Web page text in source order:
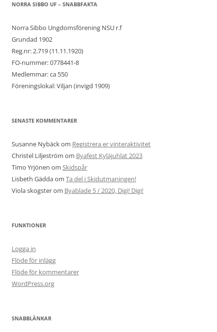
NORRA SIBBO UF – SNABBFAKTA
Norra Sibbo Ungdomsförening NSU r.f
Grundad 1902
Reg.nr: 2.719 (11.11.1920)
FO-nummer: 0778441-8
Medlemmar: ca 550
Föreningslokal: Viljan (invigd 1909)
SENASTE KOMMENTARER
Susanne Nybäckom Registrera er vinteraktivitet
Christel Liljeström om Byafest Kyläjuhlat 2023
Timo Yrjönen om Skidspår
Lisbeth Gäddaom Ta del i Skidutmaningen!
Viola skogsterom Byablade 5 / 2020, Digi! Digi!
FUNKTIONER
Logga in
Flöde för inlägg
Flöde för kommentarer
WordPress.org
SNABBLÄNKAR